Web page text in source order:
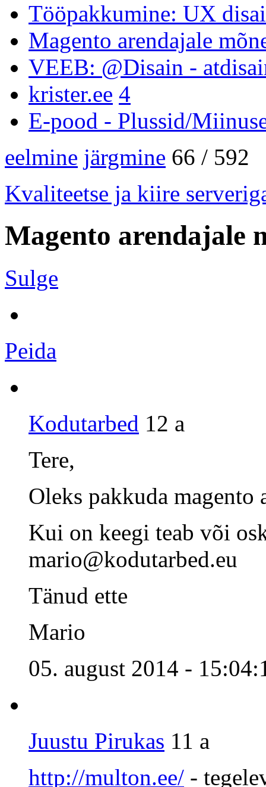
Tööpakkumine: UX
Magento arendajale
VEEB: @Disain -
krister.ee 4
E-pood - Plussid/
eelmine järgmine 66 / 592
Kvaliteetse ja kiire
Magento arendajale
Sulge
Peida
Kodutarbed 12 a
Tere,
Oleks pakkuda magento
Kui on keegi teab või
mario@kodutarbed.eu
Tänud ette
Mario
05. august 2014 -
Juustu Pirukas 11 a
http://multon.ee/ -